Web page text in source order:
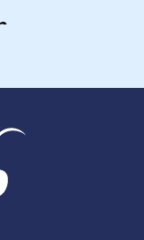
Kiev et
Karkhov et